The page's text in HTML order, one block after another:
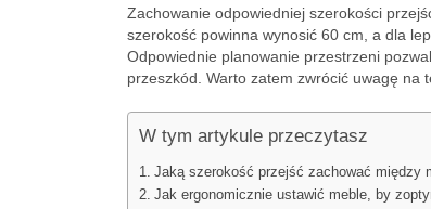
Zachowanie odpowiedniej szerokości
szerokość powinna wynosić 60 cm, a dla
Odpowiednie planowanie przestrzeni
przeszkód. Warto zatem zwrócić uwagę na
W tym artykule przeczytasz
Jaką szerokość przejść zachować między
Jak ergonomicznie ustawić meble, by